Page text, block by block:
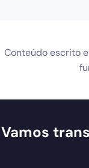
Conteúdo escrito
Vamos